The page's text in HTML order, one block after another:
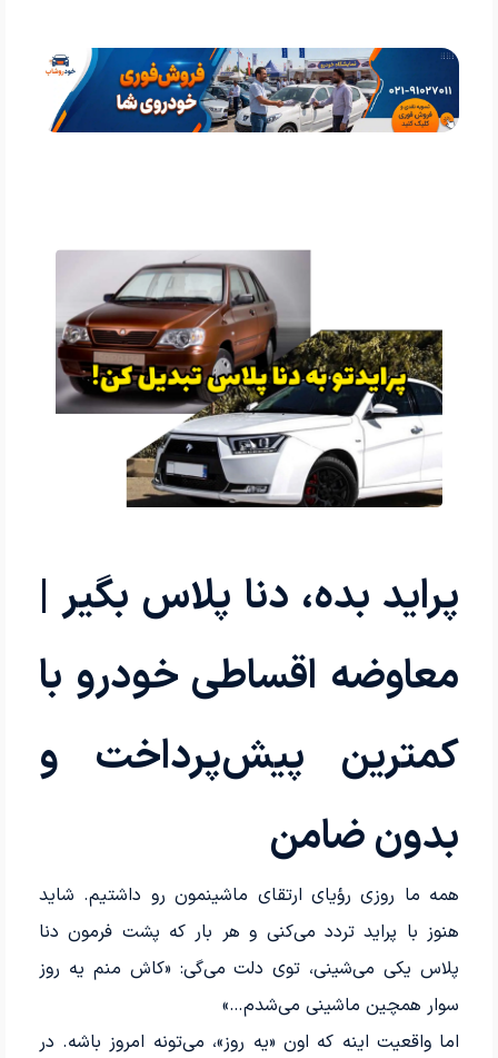
پراید بده، دنا پلاس بگیر |
معاوضه اقساطی خودرو با
کمترین پیش‌پرداخت و
بدون ضامن
همه ما روزی رؤیای ارتقای ماشینمون رو داشتیم. شاید
هنوز با پراید تردد می‌کنی و هر بار که پشت فرمون دنا
پلاس یکی می‌شینی، توی دلت می‌گی: «کاش منم یه روز
سوار همچین ماشینی می‌شدم…»
اما واقعیت اینه که اون «یه روز»، می‌تونه امروز باشه. در